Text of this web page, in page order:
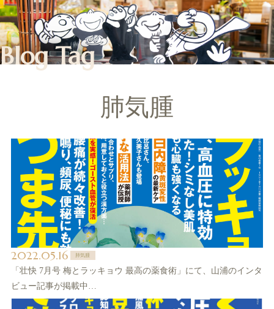
Blog Tag
肺気腫
2022.05.16 肺気腫
「壮快 7月号 梅とラッキョウ 最高の薬食術」にて、山浦のインタ
ビュー記事が掲載中…